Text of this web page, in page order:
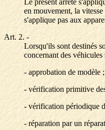
en mouvement, la
s'applique pas aux
Art. 2. -
Lorsqu'ils sont destinés
concernant des
- approbation de modèle ;
- vérification primitive
- vérification périodique
- réparation par un